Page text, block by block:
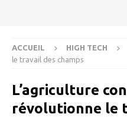
ACCUEIL HIGH TECH
le travail des champs
L’agriculture
révolutionne le